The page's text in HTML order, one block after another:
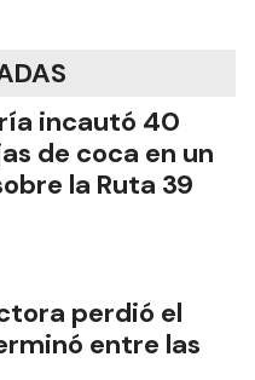
incautó 40
de coca en un
la Ruta 39
perdió el
entre las